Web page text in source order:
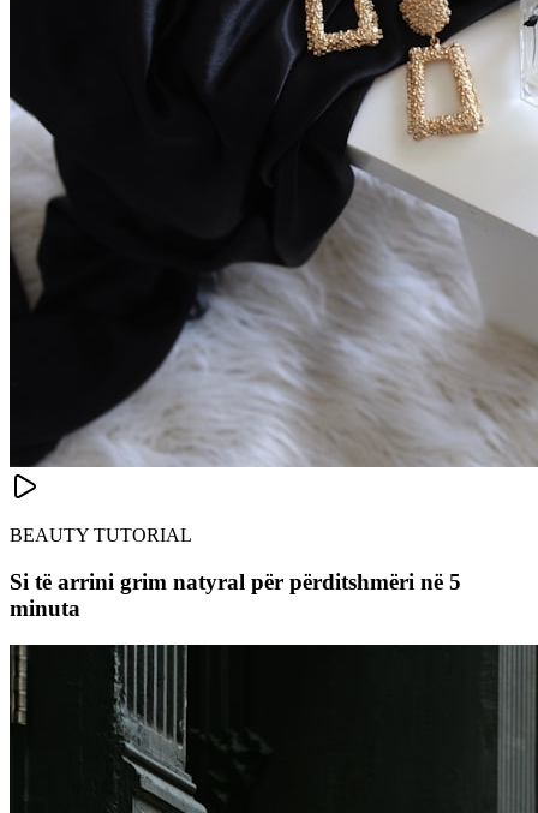
BEAUTY TUTORIAL
Si të arrini grim natyral për përditshmëri në 5
minuta